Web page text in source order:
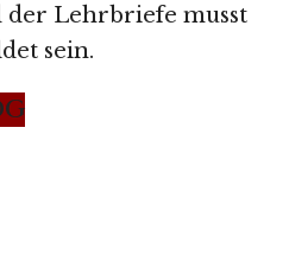
Lehrbriefe musst
sein.